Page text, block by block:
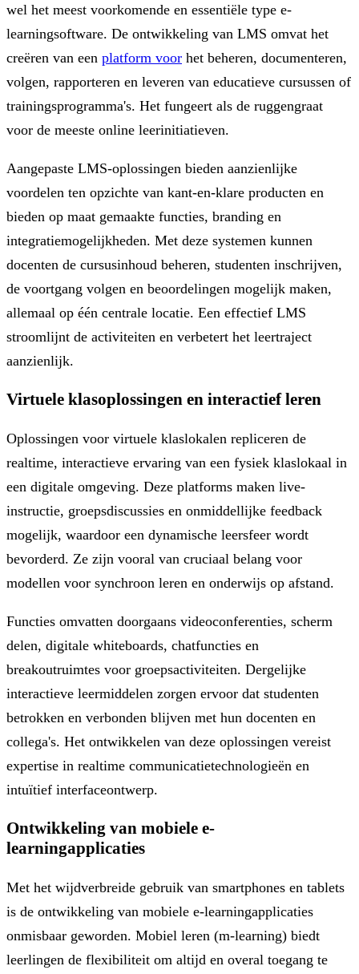
wel het meest voorkomende en essentiële type e-
learningsoftware. De ontwikkeling van LMS omvat het
creëren van een platform voor het beheren, documenteren,
volgen, rapporteren en leveren van educatieve cursussen of
trainingsprogramma's. Het fungeert als de ruggengraat
voor de meeste online leerinitiatieven.
Aangepaste LMS-oplossingen bieden aanzienlijke
voordelen ten opzichte van kant-en-klare producten en
bieden op maat gemaakte functies, branding en
integratiemogelijkheden. Met deze systemen kunnen
docenten de cursusinhoud beheren, studenten inschrijven,
de voortgang volgen en beoordelingen mogelijk maken,
allemaal op één centrale locatie. Een effectief LMS
stroomlijnt de activiteiten en verbetert het leertraject
aanzienlijk.
Virtuele klasoplossingen en interactief leren
Oplossingen voor virtuele klaslokalen repliceren de
realtime, interactieve ervaring van een fysiek klaslokaal in
een digitale omgeving. Deze platforms maken live-
instructie, groepsdiscussies en onmiddellijke feedback
mogelijk, waardoor een dynamische leersfeer wordt
bevorderd. Ze zijn vooral van cruciaal belang voor
modellen voor synchroon leren en onderwijs op afstand.
Functies omvatten doorgaans videoconferenties, scherm
delen, digitale whiteboards, chatfuncties en
breakoutruimtes voor groepsactiviteiten. Dergelijke
interactieve leermiddelen zorgen ervoor dat studenten
betrokken en verbonden blijven met hun docenten en
collega's. Het ontwikkelen van deze oplossingen vereist
expertise in realtime communicatietechnologieën en
intuïtief interfaceontwerp.
Ontwikkeling van mobiele e-
learningapplicaties
Met het wijdverbreide gebruik van smartphones en tablets
is de ontwikkeling van mobiele e-learningapplicaties
onmisbaar geworden. Mobiel leren (m-learning) biedt
leerlingen de flexibiliteit om altijd en overal toegang te